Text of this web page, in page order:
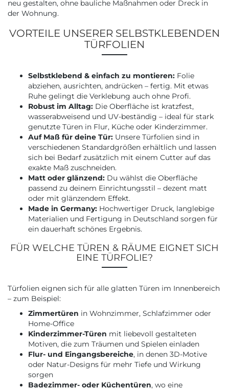
neu gestalten, ohne bauliche Maßnahmen oder Dreck in
der Wohnung.
VORTEILE UNSERER SELBSTKLEBENDEN
TÜRFOLIEN
Selbstklebend & einfach zu montieren: Folie
abziehen, ausrichten, andrücken – fertig. Mit etwas
Ruhe gelingt die Verklebung auch ohne Profi.
Robust im Alltag: Die Oberfläche ist kratzfest,
wasserabweisend und UV-beständig – ideal für stark
genutzte Türen in Flur, Küche oder Kinderzimmer.
Auf Maß für deine Tür: Unsere Türfolien sind in
verschiedenen Standardgrößen erhältlich und lassen
sich bei Bedarf zusätzlich mit einem Cutter auf das
exakte Maß zuschneiden.
Matt oder glänzend: Du wählst die Oberfläche
passend zu deinem Einrichtungsstil – dezent matt
oder mit glänzendem Effekt.
Made in Germany: Hochwertiger Druck, langlebige
Materialien und Fertigung in Deutschland sorgen für
ein dauerhaft schönes Ergebnis.
FÜR WELCHE TÜREN & RÄUME EIGNET SICH
EINE TÜRFOLIE?
Türfolien eignen sich für alle glatten Türen im Innenbereich
– zum Beispiel:
Zimmertüren in Wohnzimmer, Schlafzimmer oder
Home-Office
Kinderzimmer-Türen mit liebevoll gestalteten
Motiven, die zum Träumen und Spielen einladen
Flur- und Eingangsbereiche, in denen 3D-Motive
oder Natur-Designs für mehr Tiefe und Wirkung
sorgen
Badezimmer- oder Küchentüren, wo eine